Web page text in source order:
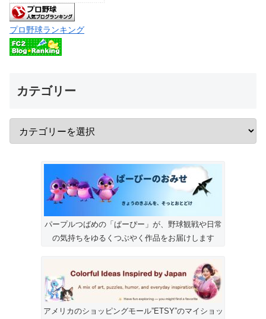
プロ野球ランキング
カテゴリー
パープルつばめの「ぱーぴー」が、野球観戦や日常
の気持ちをゆるくつぶやく作品をお届けします
アメリカのショッピングモール”ETSY”のマイショッ